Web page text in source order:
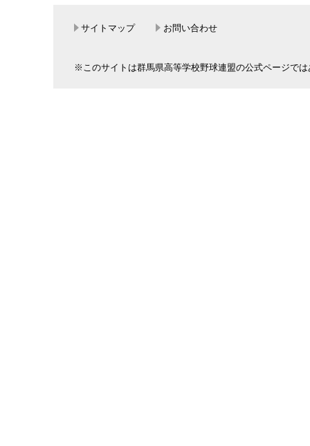
サイトマップ お問い合わせ
※このサイトは群馬県高等学校野球連盟の公式ページで